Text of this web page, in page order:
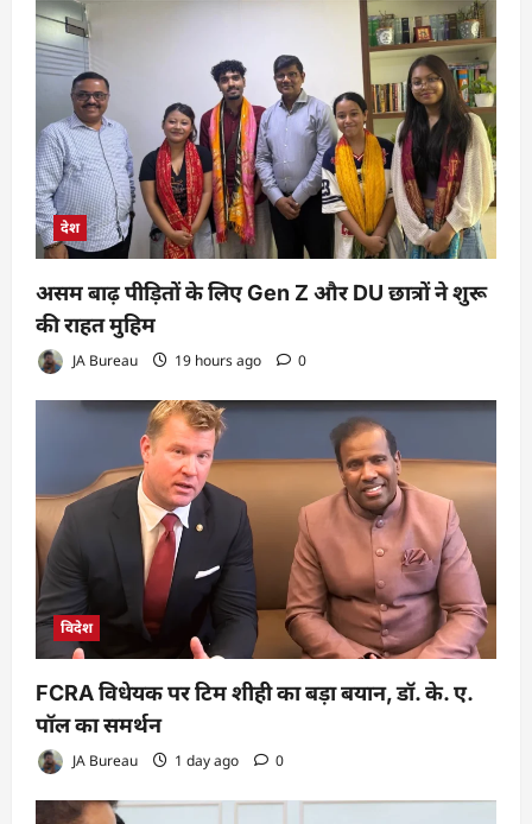
देश
असम बाढ़ पीड़ितों के लिए Gen Z और DU छात्रों ने शुरू
की राहत मुहिम
JA Bureau 19 hours ago 0
विदेश
FCRA विधेयक पर टिम शीही का बड़ा बयान, डॉ. के. ए.
पॉल का समर्थन
JA Bureau 1 day ago 0